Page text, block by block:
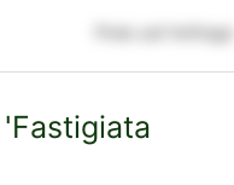
Preis auf Anfrage